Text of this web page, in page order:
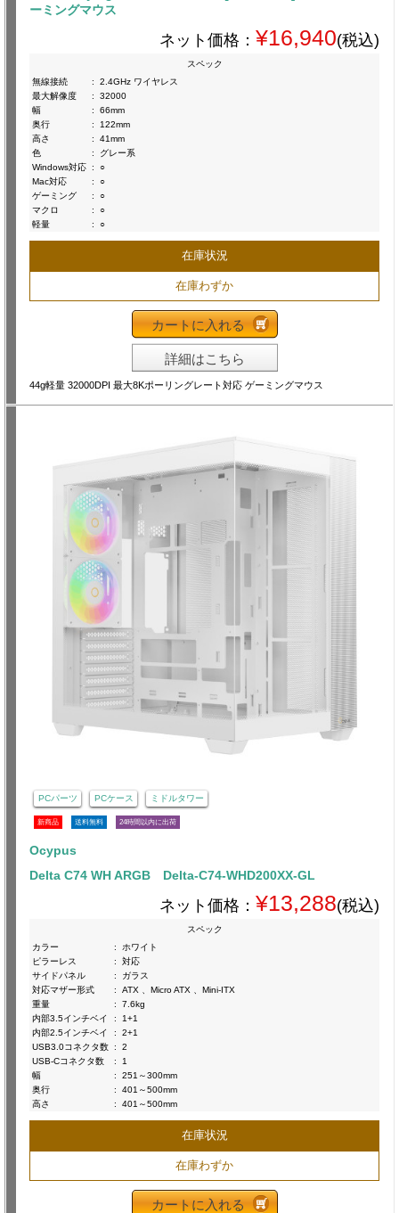
ーミングマウス
ネット価格： ¥16,940(税込)
スペック
無線接続
:
2.4GHz ワイヤレス
最大解像度
:
32000
幅
:
66mm
奥行
:
122mm
高さ
:
41mm
色
:
グレー系
Windows対応 :
○
Mac対応
:
○
ゲーミング
:
○
マクロ
:
○
軽量
: ○
在庫状況
在庫わずか
カートに入れる
詳細はこちら
44g軽量 32000DPI 最大8Kポーリングレート対応 ゲーミングマウス
PCパーツ PCケース ミドルタワー
新商品 送料無料 24時間以内に出荷
Ocypus
Delta C74 WH ARGB Delta-C74-WHD200XX-GL
ネット価格： ¥13,288(税込)
スペック
カラー
:
ホワイト
ピラーレス
:
対応
サイドパネル
:
ガラス
対応マザー形式
:
ATX 、Micro ATX 、Mini-ITX
重量
:
7.6kg
内部3.5インチベイ
:
1+1
内部2.5インチベイ
:
2+1
USB3.0コネクタ数 :
2
USB-Cコネクタ数
:
1
幅
:
251～300mm
奥行
:
401～500mm
高さ
: 401～500mm
在庫状況
在庫わずか
カートに入れる